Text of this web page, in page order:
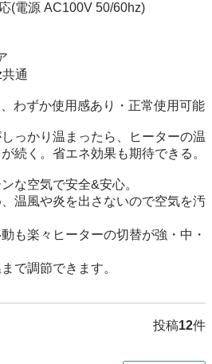
(電源 AC100V 50/60hz)
通
わずか使用感あり・正常使用可能
っかり温まったら、ヒーターの温
続く。省エネ効果も期待できる。
な空気で安全&安心。
温風や炎を出さないので空気を汚
も楽々ヒーターの切替が強・中・
で調節できます。
投稿12件